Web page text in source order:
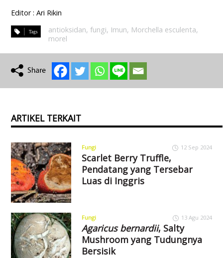
Editor : Ari Rikin
antioksidan,fungi, Imun, Morchella esculenta,
morel
ARTIKEL TERKAIT
Fungi 12 Sep 2024
Scarlet Berry Truffle,
Pendatang yang Tersebar
Luas di Inggris
Fungi 13 Agu 2024
Agaricus bernardii, Salty
Mushroom yang Tudungnya
Bersisik